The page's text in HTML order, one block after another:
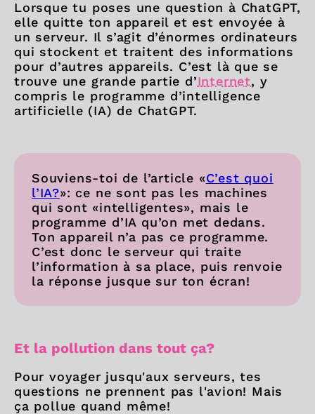
Lorsque tu poses une question à ChatGPT,
elle quitte ton appareil et est envoyée à
un serveur. Il s’agit d’énormes ordinateurs
qui stockent et traitent des informations
pour d’autres appareils. C’est là que se
trouve une grande partie d’Internet, y
compris le programme d’intelligence
artificielle (IA) de ChatGPT.
Souviens-toi de l’article «C’est quoi
l’IA?»: ce ne sont pas les machines
qui sont «intelligentes», mais le
programme d’IA qu’on met dedans.
Ton appareil n’a pas ce programme.
C’est donc le serveur qui traite
l’information à sa place, puis renvoie
la réponse jusque sur ton écran!
Et la pollution dans tout ça?
Pour voyager jusqu'aux serveurs, tes
questions ne prennent pas l'avion! Mais
ça pollue quand même!